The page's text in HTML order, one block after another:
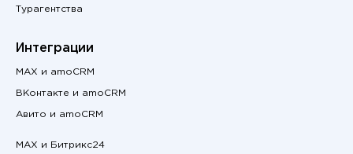
Турагентства
Интеграции
MAX и amoCRM
ВКонтакте и amoCRM
Авито и amoCRM
MAX и Битрикс24